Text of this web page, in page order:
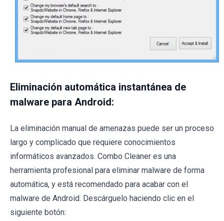
Eliminación automática instantánea de
malware para Android:
La eliminación manual de amenazas puede ser un proceso
largo y complicado que requiere conocimientos
informáticos avanzados. Combo Cleaner es una
herramienta profesional para eliminar malware de forma
automática, y está recomendado para acabar con el
malware de Android. Descárguelo haciendo clic en el
siguiente botón: